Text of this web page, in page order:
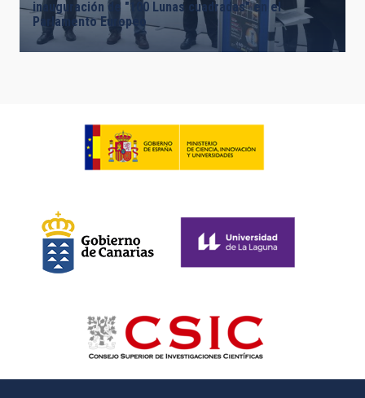
inauguración de "100 Lunas cuadradas" en el
Parlamento Europeo